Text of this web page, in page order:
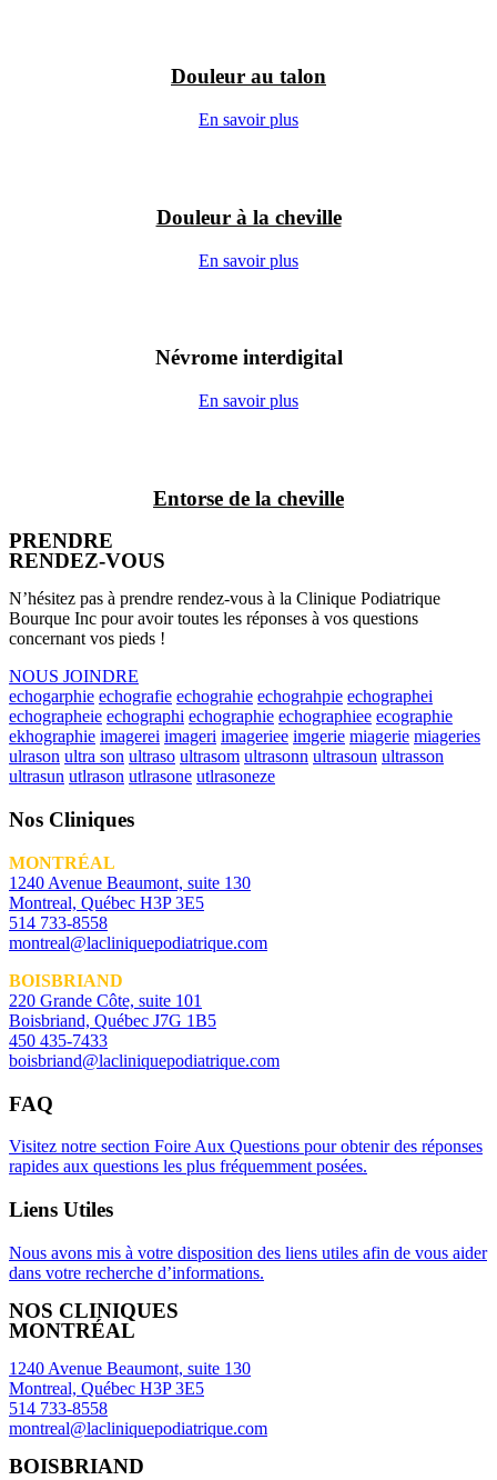
Douleur au talon
En savoir plus
Douleur à la cheville
En savoir plus
Névrome interdigital
En savoir plus
Entorse de la cheville
PRENDRE
RENDEZ-VOUS
N’hésitez pas à prendre rendez-vous à la Clinique Podiatrique
Bourque Inc pour avoir toutes les réponses à vos questions
concernant vos pieds !
NOUS JOINDRE
echogarphie echografie echograhie echograhpie echographei
echographeie echographi echographie echographiee ecographie
ekhographie imagerei imageri imageriee imgerie miagerie miageries
ulrason ultra son ultraso ultrasom ultrasonn ultrasoun ultrasson
ultrasun utlrason utlrasone utlrasoneze
Nos Cliniques
MONTRÉAL
1240 Avenue Beaumont, suite 130
Montreal, Québec H3P 3E5
514 733-8558
montreal@lacliniquepodiatrique.com
BOISBRIAND
220 Grande Côte, suite 101
Boisbriand, Québec J7G 1B5
450 435-7433
boisbriand@lacliniquepodiatrique.com
FAQ
Visitez notre section Foire Aux Questions pour obtenir des réponses
rapides aux questions les plus fréquemment posées.
Liens Utiles
Nous avons mis à votre disposition des liens utiles afin de vous aider
dans votre recherche d’informations.
NOS CLINIQUES
MONTRÉAL
1240 Avenue Beaumont, suite 130
Montreal, Québec H3P 3E5
514 733-8558
montreal@lacliniquepodiatrique.com
BOISBRIAND